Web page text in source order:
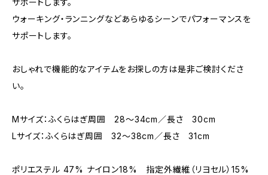
サポートします。
ウォーキング・ランニングなどあらゆるシーンでパフォーマンスを
サポートします。
おしゃれで機能的なアイテムをお探しの方は是非ご検討くださ
い。
Mサイズ：ふくらはぎ周囲 28～34cm／長さ 30cm
Lサイズ：ふくらはぎ周囲 32～38cm／長さ 31cm
ポリエステル 47% ナイロン18% 指定外繊維（リヨセル）15%